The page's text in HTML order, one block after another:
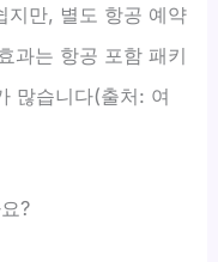
지만, 별도 항공 예약
과는 항공 포함 패키
많습니다(출처: 여
?